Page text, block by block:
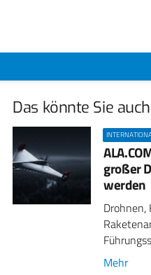
Das könnte Sie
großer
werden
Drohnen,
Mehr